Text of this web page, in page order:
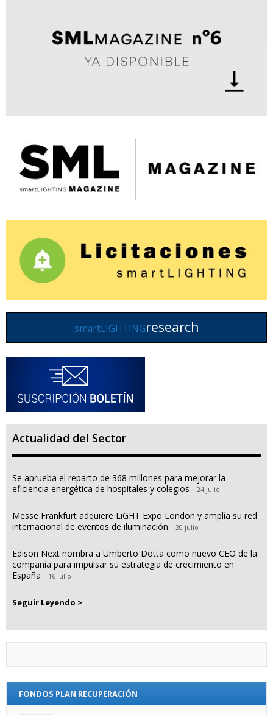
smartLIGHTINGresearch
Actualidad del Sector
Se aprueba el reparto de 368 millones para mejorar la
eficiencia energética de hospitales y colegios
24 julio
Messe Frankfurt adquiere LiGHT Expo London y amplía su red
internacional de eventos de iluminación
20 julio
Edison Next nombra a Umberto Dotta como nuevo CEO de la
compañía para impulsar su estrategia de crecimiento en
España
16 julio
Seguir Leyendo >
FONDOS PLAN RECUPERACIÓN